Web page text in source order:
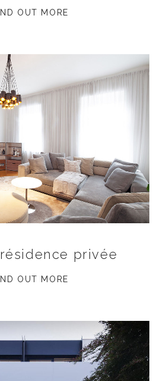
OUT MORE
privée
OUT MORE